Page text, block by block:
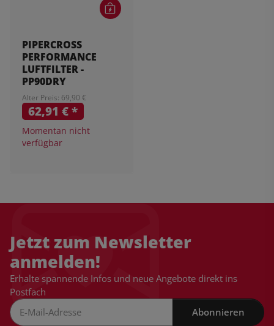
PIPERCROSS
PERFORMANCE
LUFTFILTER -
PP90DRY
Alter Preis: 69,90 €
62,91 €*
Momentan nicht
verfügbar
Jetzt zum Newsletter
anmelden!
Erhalte spannende Infos und neue Angebote direkt ins
Postfach
Abonnieren